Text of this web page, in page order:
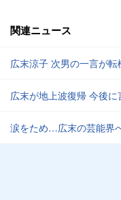
関連ニュース
広末涼子 次男の一言が転
広末が地上波復帰 今後に
涙をため…広末の芸能界